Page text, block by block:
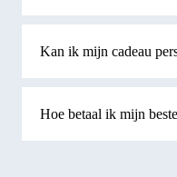
Kan ik mijn cadeau
Hoe betaal ik mijn